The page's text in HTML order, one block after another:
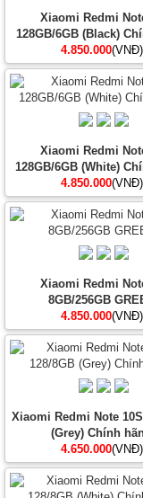
Xiaomi Redmi
128GB/6GB (Black)
4.850.000(VNĐ)
Xiaomi Redmi
128GB/6GB (White)
4.850.000(VNĐ)
Xiaomi Redmi
8GB/256GB
4.850.000(VNĐ)
Xiaomi Redmi Note
(Grey) Chính
4.650.000(VNĐ)